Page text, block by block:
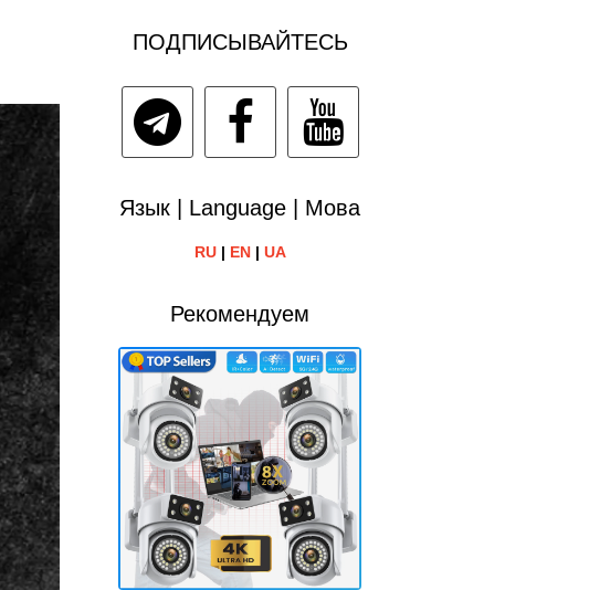
ПОДПИСЫВАЙТЕСЬ
Язык | Language | Мова
RU| EN| UA
Рекомендуем